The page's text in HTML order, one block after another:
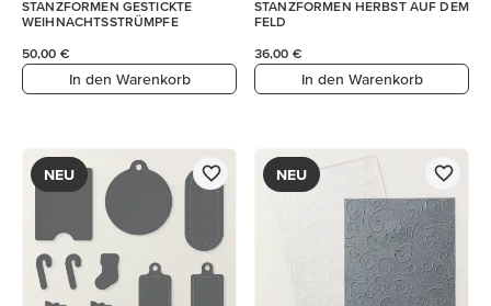
STANZFORMEN GESTICKTE
WEIHNACHTSSTRÜMPFE
50,00 €
In den Warenkorb
STANZFORMEN HERBST AUF DEM
FELD
36,00 €
In den Warenkorb
NEU NEU